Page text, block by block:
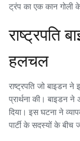
ट्रंप का एक कान गोली
राष्ट्रपति
हलचल
राष्ट्रपति जो बाइडन
प्रार्थना की। बाइडन
दिया। इस घटना ने
पार्टी के सदस्यों के